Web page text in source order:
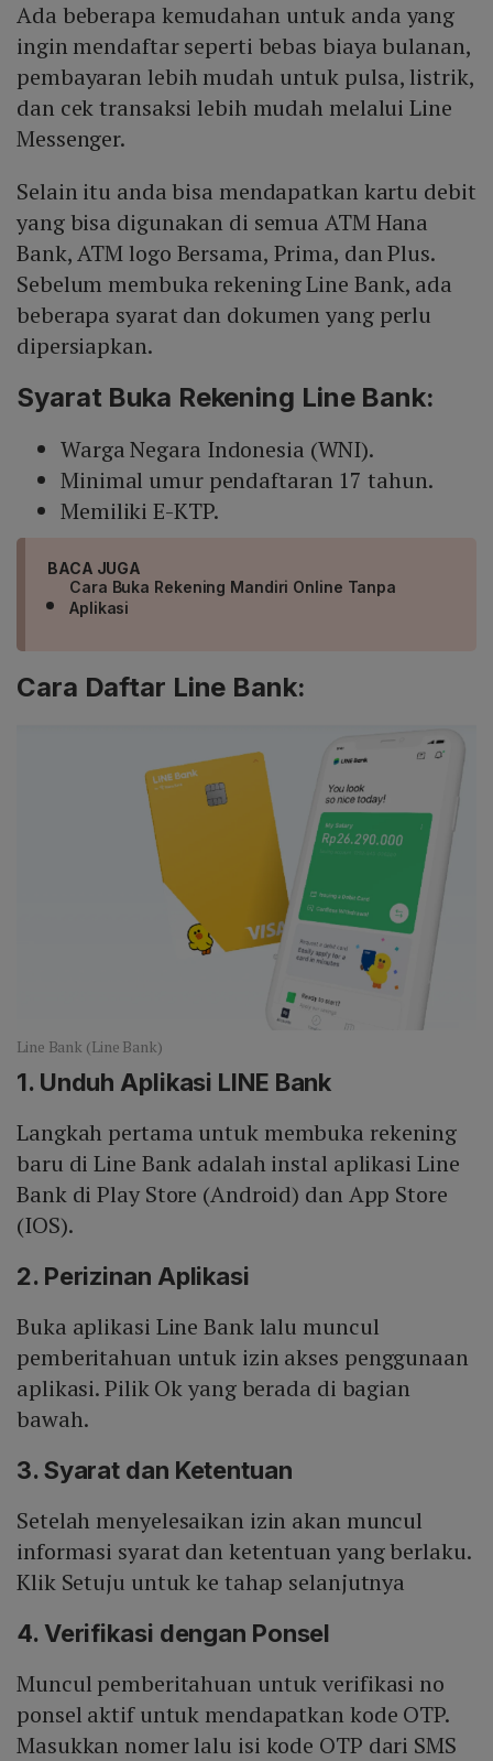
Ada beberapa kemudahan untuk anda yang
ingin mendaftar seperti bebas biaya bulanan,
pembayaran lebih mudah untuk pulsa, listrik,
dan cek transaksi lebih mudah melalui Line
Messenger.
Selain itu anda bisa mendapatkan kartu debit
yang bisa digunakan di semua ATM Hana
Bank, ATM logo Bersama, Prima, dan Plus.
Sebelum membuka rekening Line Bank, ada
beberapa syarat dan dokumen yang perlu
dipersiapkan.
Syarat Buka Rekening Line Bank:
Warga Negara Indonesia (WNI).
Minimal umur pendaftaran 17 tahun.
Memiliki E-KTP.
BACA JUGA
Cara Buka Rekening Mandiri Online Tanpa
Aplikasi
Cara Daftar Line Bank:
Line Bank (Line Bank)
1. Unduh Aplikasi LINE Bank
Langkah pertama untuk membuka rekening
baru di Line Bank adalah instal aplikasi Line
Bank di Play Store (Android) dan App Store
(IOS).
2. Perizinan Aplikasi
Buka aplikasi Line Bank lalu muncul
pemberitahuan untuk izin akses penggunaan
aplikasi. Pilik Ok yang berada di bagian
bawah.
3. Syarat dan Ketentuan
Setelah menyelesaikan izin akan muncul
informasi syarat dan ketentuan yang berlaku.
Klik Setuju untuk ke tahap selanjutnya
4. Verifikasi dengan Ponsel
Muncul pemberitahuan untuk verifikasi no
ponsel aktif untuk mendapatkan kode OTP.
Masukkan nomer lalu isi kode OTP dari SMS